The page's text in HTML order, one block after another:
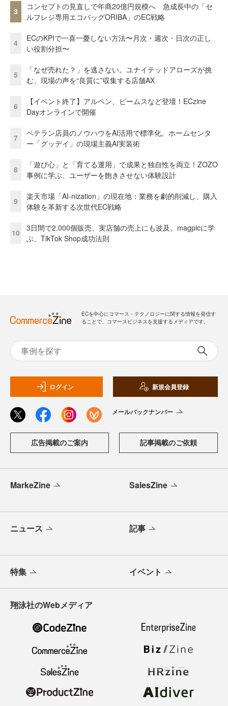
3
コンセプトの見直しで年商20億円規模へ 急成長中の「セ
ルフレジ専用エコバッグORIBA」のEC戦略
4
ECのKPIで一喜一憂しない方法〜月次・週次・日次の正し
い役割分担〜
5
「なぜ売れた？」を逃さない。ユナイテッドアローズが挑
む、現場の声を“良質に”収集する店舗AX
6
【イベント終了】アルペン、ビームスなど登壇！ECzine
Dayオンラインで開催
7
ベテラン店員のノウハウをAI活用で標準化。ホームセンタ
ー「グッデイ」の現場主義AI実装術
8
「遊び心」と「育てる運用」で成果と独自性を両立！ZOZO
事例に学ぶ、ユーザーを飽きさせない体験設計
9
楽天市場「AI-nization」の現在地：業務を劇的削減し、購入
体験を革新する次世代EC戦略
10
3日間で2.000個販売、実店舗の売上にも波及。magpicに学
ぶ、TikTok Shop成功法則
ECを中心にコマース・テクノロジーに関する情報を発信す
ることで、コマースビジネスを支援するメディアです。
ログイン 新規会員登録
メールバックナンバー
広告掲載のご案内 記事掲載のご依頼
MarkeZine SalesZine
ニュース 記事
特集 イベント
翔泳社のWebメディア